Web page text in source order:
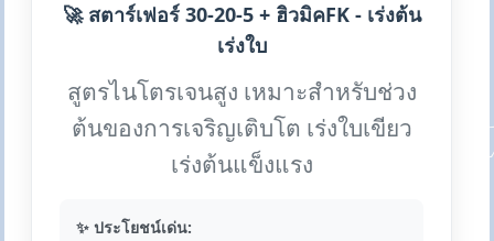
🚀 สตาร์เฟอร์ 30-20-5 + ฮิวมิคFK - เร่งต้น
เร่งใบ
สูตรไนโตรเจนสูง เหมาะสำหรับช่วง
ต้นของการเจริญเติบโต เร่งใบเขียว
เร่งต้นแข็งแรง
✨ ประโยชน์เด่น: